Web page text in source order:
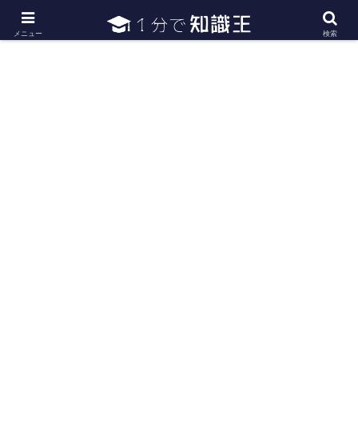
日常で必要な常識・知識や雑学・豆知識を幅広く紹介
メニュー 検索